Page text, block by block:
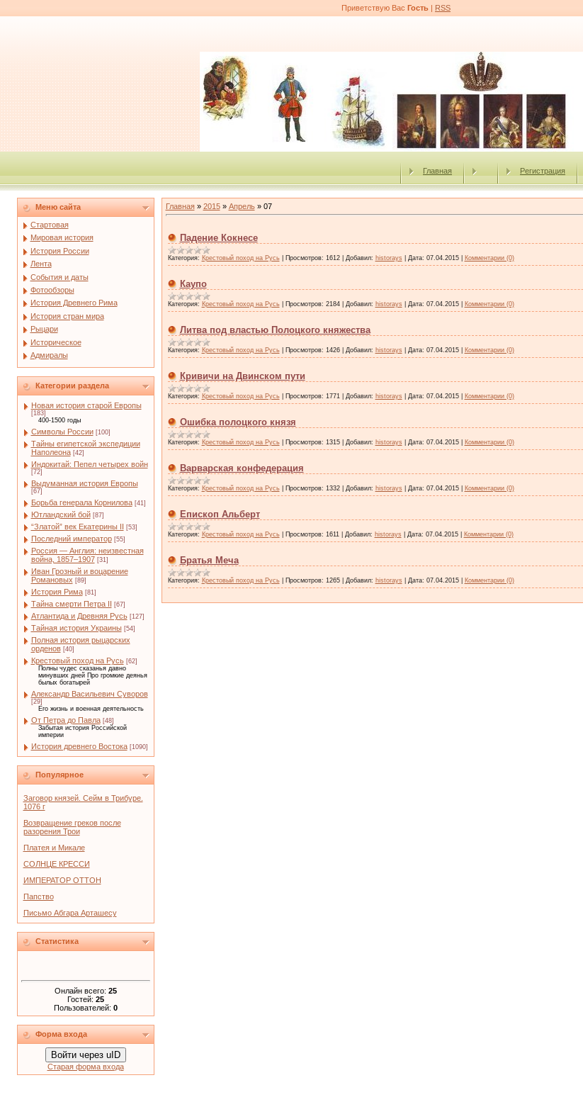
Приветствую Вас Гость | RSS
Главная Регистрация
Меню сайта
Стартовая
Мировая история
История России
Лента
События и даты
Фотообзоры
История Древнего Рима
История стран мира
Рыцари
Историческое
Адмиралы
Категории раздела
Новая история старой Европы
[183]
400-1500 годы
Символы России [100]
Тайны египетской экспедиции
Наполеона [42]
Индокитай: Пепел четырех войн
[72]
Выдуманная история Европы
[67]
Борьба генерала Корнилова [41]
Ютландский бой [87]
“Златой” век Екатерины II [53]
Последний император [55]
Россия — Англия: неизвестная
война, 1857–1907 [31]
Иван Грозный и воцарение
Романовых [89]
История Рима [81]
Тайна смерти Петра II [67]
Атлантида и Древняя Русь [127]
Тайная история Украины [54]
Полная история рыцарских
орденов [40]
Крестовый поход на Русь [62]
Полны чудес сказанья давно
минувших дней Про громкие деянья
былых богатырей
Александр Васильевич Суворов
[29]
Его жизнь и военная деятельность
От Петра до Павла [48]
Забытая история Российской
империи
История древнего Востока [1090]
Популярное
Заговор князей. Сейм в Трибуре.
1076 г
Возвращение греков после
разорения Трои
Платея и Микале
СОЛНЦЕ КРЕССИ
ИМПЕРАТОР ОТТОН
Папство
Письмо Абгара Арташесу
Статистика
Онлайн всего: 25
Гостей: 25
Пользователей: 0
Форма входа
Войти через uID
Старая форма входа
Главная» 2015 » Апрель » 07
Падение Кокнесе
Категория: Крестовый поход на Русь Просмотров: 1612 Добавил: historays Дата: 07.04.2015 Комментарии (0)
Каупо
Категория: Крестовый поход на Русь Просмотров: 2184 Добавил: historays Дата: 07.04.2015 Комментарии (0)
Литва под властью Полоцкого княжества
Категория: Крестовый поход на Русь Просмотров: 1426 Добавил: historays Дата: 07.04.2015 Комментарии (0)
Кривичи на Двинском пути
Категория: Крестовый поход на Русь Просмотров: 1771 Добавил: historays Дата: 07.04.2015 Комментарии (0)
Ошибка полоцкого князя
Категория: Крестовый поход на Русь Просмотров: 1315 Добавил: historays Дата: 07.04.2015 Комментарии (0)
Варварская конфедерация
Категория: Крестовый поход на Русь Просмотров: 1332 Добавил: historays Дата: 07.04.2015 Комментарии (0)
Епископ Альберт
Категория: Крестовый поход на Русь Просмотров: 1611 Добавил: historays Дата: 07.04.2015 Комментарии (0)
Братья Меча
Категория: Крестовый поход на Русь Просмотров: 1265 Добавил: historays Дата: 07.04.2015 Комментарии (0)